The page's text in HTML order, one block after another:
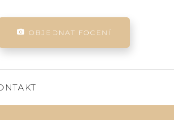
OBJEDNAT FOCENÍ